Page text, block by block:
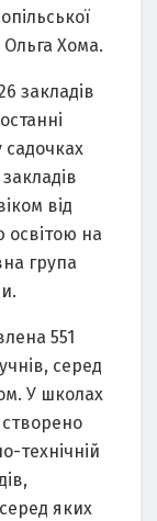
Ольга Хома.
закладів
садочках
від
освітою на
група
551
серед
У школах
технічній
яких